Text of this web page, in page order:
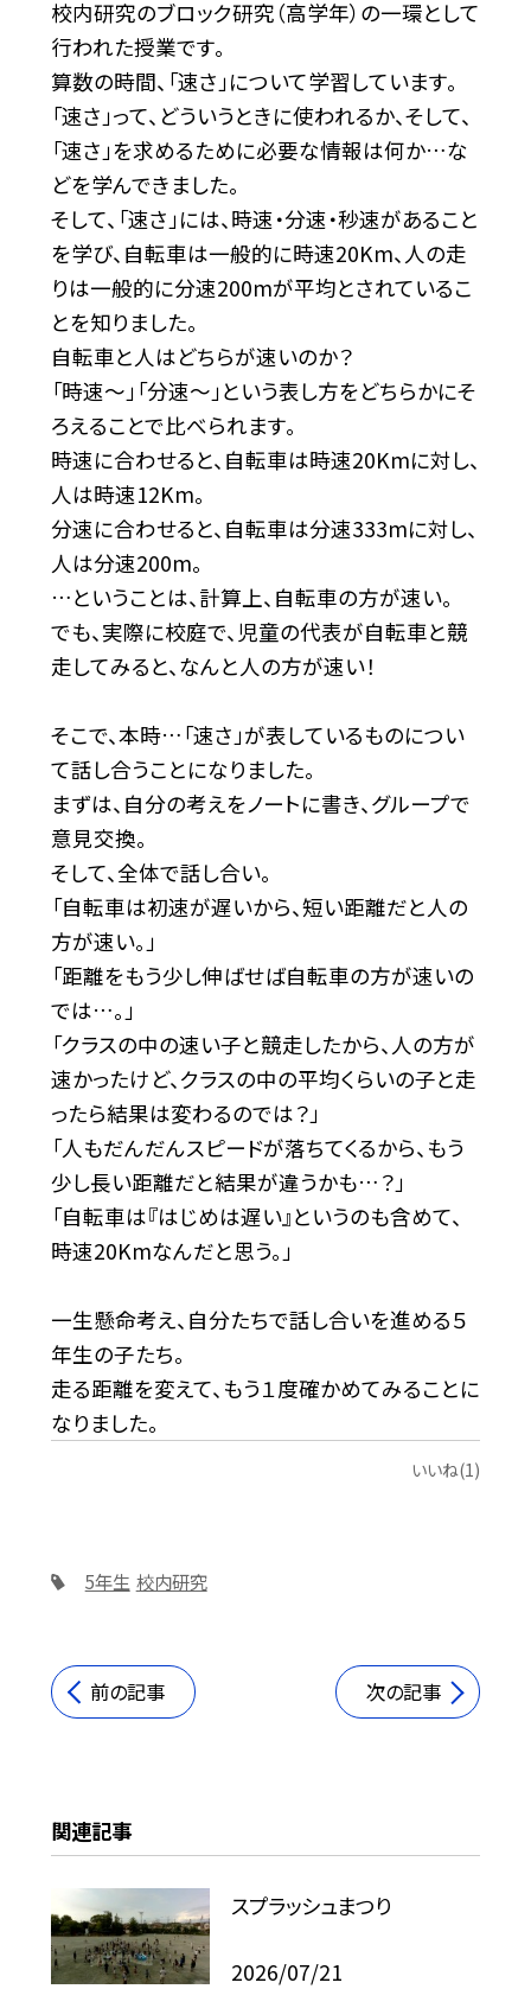
校内研究のブロック研究（高学年）の一環として
行われた授業です。
算数の時間、「速さ」について学習しています。
「速さ」って、どういうときに使われるか、そして、
「速さ」を求めるために必要な情報は何か…な
どを学んできました。
そして、「速さ」には、時速・分速・秒速があること
を学び、自転車は一般的に時速20Km、人の走
りは一般的に分速200mが平均とされているこ
とを知りました。
自転車と人はどちらが速いのか？
「時速～」「分速～」という表し方をどちらかにそ
ろえることで比べられます。
時速に合わせると、自転車は時速20Kmに対し、
人は時速12Km。
分速に合わせると、自転車は分速333mに対し、
人は分速200m。
…ということは、計算上、自転車の方が速い。
でも、実際に校庭で、児童の代表が自転車と競
走してみると、なんと人の方が速い！
そこで、本時…「速さ」が表しているものについ
て話し合うことになりました。
まずは、自分の考えをノートに書き、グループで
意見交換。
そして、全体で話し合い。
「自転車は初速が遅いから、短い距離だと人の
方が速い。」
「距離をもう少し伸ばせば自転車の方が速いの
では…。」
「クラスの中の速い子と競走したから、人の方が
速かったけど、クラスの中の平均くらいの子と走
ったら結果は変わるのでは？」
「人もだんだんスピードが落ちてくるから、もう
少し長い距離だと結果が違うかも…？」
「自転車は『はじめは遅い』というのも含めて、
時速20Kmなんだと思う。」
一生懸命考え、自分たちで話し合いを進める５
年生の子たち。
走る距離を変えて、もう１度確かめてみることに
なりました。
いいね(1)
5年生 校内研究
前の記事 次の記事
関連記事
スプラッシュまつり
2026/07/21